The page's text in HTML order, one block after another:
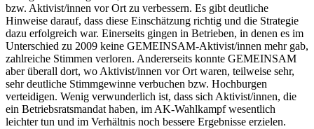
bzw. Aktivist/innen vor Ort zu verbessern. Es gibt deutliche
Hinweise darauf, dass diese Einschätzung richtig und die Strategie
dazu erfolgreich war. Einerseits gingen in Betrieben, in denen es im
Unterschied zu 2009 keine GEMEINSAM-Aktivist/innen mehr gab,
zahlreiche Stimmen verloren. Andererseits konnte GEMEINSAM
aber überall dort, wo Aktivist/innen vor Ort waren, teilweise sehr,
sehr deutliche Stimmgewinne verbuchen bzw. Hochburgen
verteidigen. Wenig verwunderlich ist, dass sich Aktivist/innen, die
ein Betriebsratsmandat haben, im AK-Wahlkampf wesentlich
leichter tun und im Verhältnis noch bessere Ergebnisse erzielen.